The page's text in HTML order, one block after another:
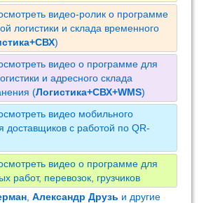
видео-ролик о программе
логистики и склада временного
)
видео о программе для
и адресного склада
(Логистика+СВХ+WMS)
видео мобильного
доставщиков с работой по QR-
видео о программе для
работ, перевозок, грузчиков
,Александр Друзь и другие